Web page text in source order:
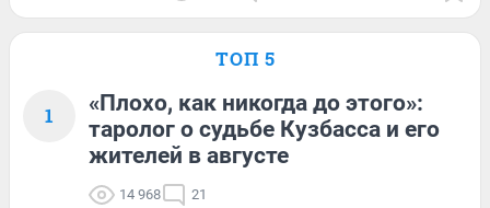
ТОП 5
1
«Плохо, как никогда до этого»:
таролог о судьбе Кузбасса и его
жителей в августе
14 968 21